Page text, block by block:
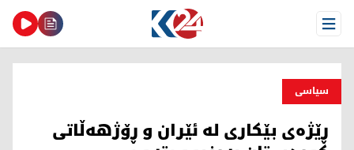
Open Menu
سیاسی
ڕێژەی بێکاری لە ئێران و ڕۆژهەڵاتی